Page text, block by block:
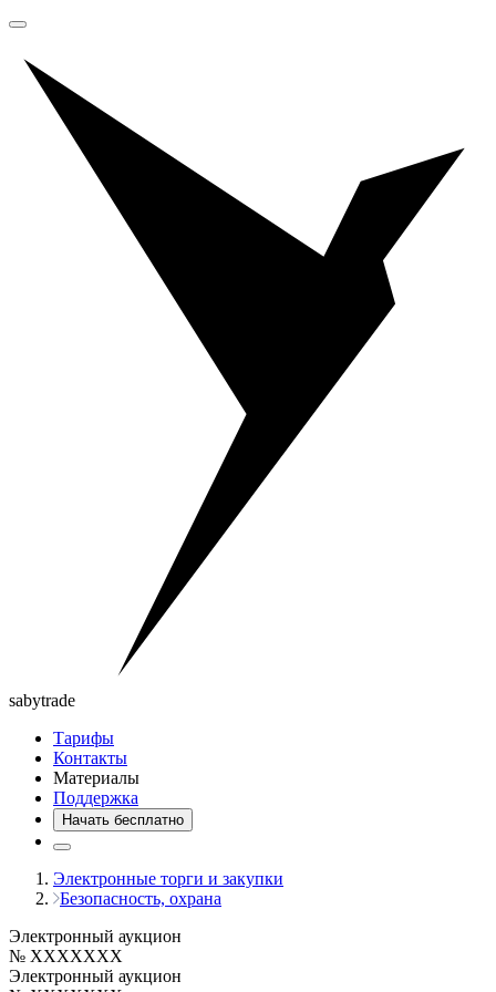
sabytrade
Тарифы
Контакты
Материалы
Поддержка
Начать бесплатно
Электронные торги и закупки
Безопасность, охрана
Электронный аукцион
№ XXXXXXX
Электронный аукцион